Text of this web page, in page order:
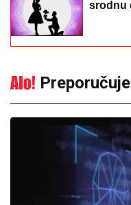
srodnu
Preporučuje